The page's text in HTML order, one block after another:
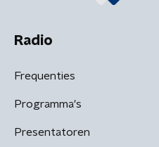
Radio
Frequenties
Programma's
Presentatoren